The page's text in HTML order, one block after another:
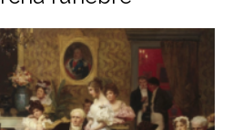
Hoy